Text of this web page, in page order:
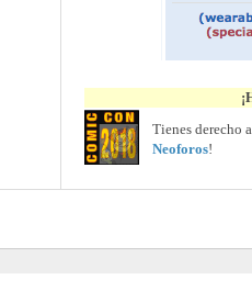
Tienes derecho
Neoforos!